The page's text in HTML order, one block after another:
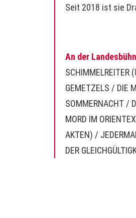
Seit 2018 ist sie
An der
SCHIMMELREITER
GEMETZELS / DIE
SOMMERNACHT /
MORD IM
AKTEN) /
DER